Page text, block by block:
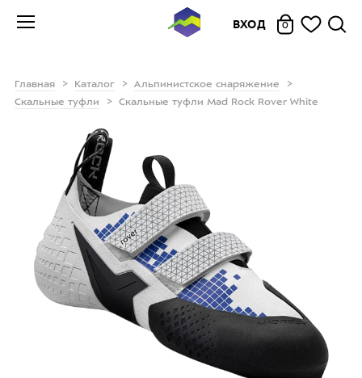
ВХОД 0
Главная Каталог
Альпинистское снаряжение
Скальные туфли
Скальные туфли Mad Rock Rover White